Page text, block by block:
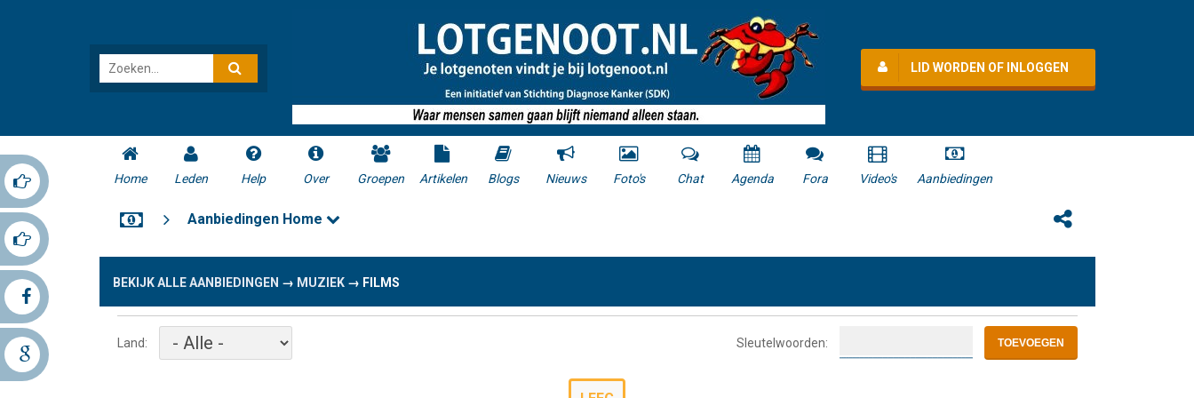
LID WORDEN OF INLOGGEN
Home Leden Help Over Groepen Artikelen Blogs Nieuws Foto's Chat Agenda Fora Video's Aanbiedingen
Aanbiedingen Home
BEKIJK ALLE AANBIEDINGEN → MUZIEK → FILMS
Land: Sleutelwoorden: